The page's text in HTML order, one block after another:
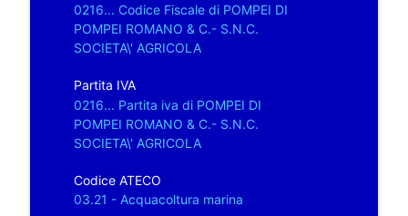
0216... Codice Fiscale di POMPEI DI
POMPEI ROMANO & C.- S.N.C.
SOCIETA\' AGRICOLA
Partita IVA
0216... Partita iva di POMPEI DI
POMPEI ROMANO & C.- S.N.C.
SOCIETA\' AGRICOLA
Codice ATECO
03.21 - Acquacoltura marina